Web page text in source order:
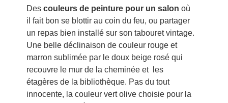
Des couleurs de peinture pour un salon où
il fait bon se blottir au coin du feu, ou partager
un repas bien installé sur son tabouret vintage.
Une belle déclinaison de couleur rouge et
marron sublimée par le doux beige rosé qui
recouvre le mur de la cheminée et les
étagères de la bibliothèque. Pas du tout
innocente, la couleur vert olive choisie pour la